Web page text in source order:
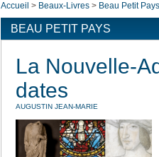
Accueil > Beaux-Livres > Beau Petit Pays
BEAU PETIT PAYS
La Nouvelle-
dates
AUGUSTIN JEAN-MARIE